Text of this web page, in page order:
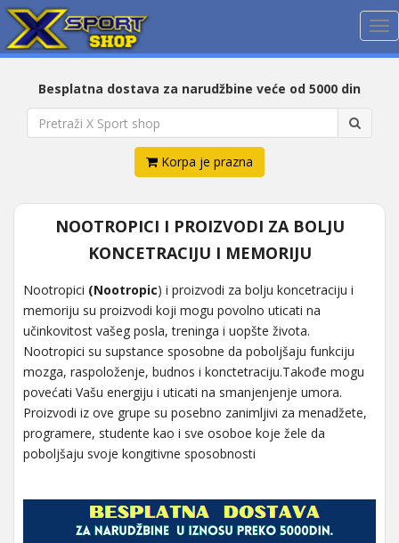
Besplatna dostava za narudžbine veće od 5000 din
Korpa je prazna
NOOTROPICI I PROIZVODI ZA BOLJU
KONCETRACIJU I MEMORIJU
Nootropici (Nootropic) i proizvodi za bolju koncetraciju i
memoriju su proizvodi koji mogu povolno uticati na
učinkovitost vašeg posla, treninga i uopšte života.
Nootropici su supstance sposobne da poboljšaju funkciju
mozga, raspoloženje, budnos i konctetraciju.Takođe mogu
povećati Vašu energiju i uticati na smanjenjenje umora.
Proizvodi iz ove grupe su posebno zanimljivi za menadžete,
programere, studente kao i sve osoboe koje žele da
poboljšaju svoje kongitivne sposobnosti